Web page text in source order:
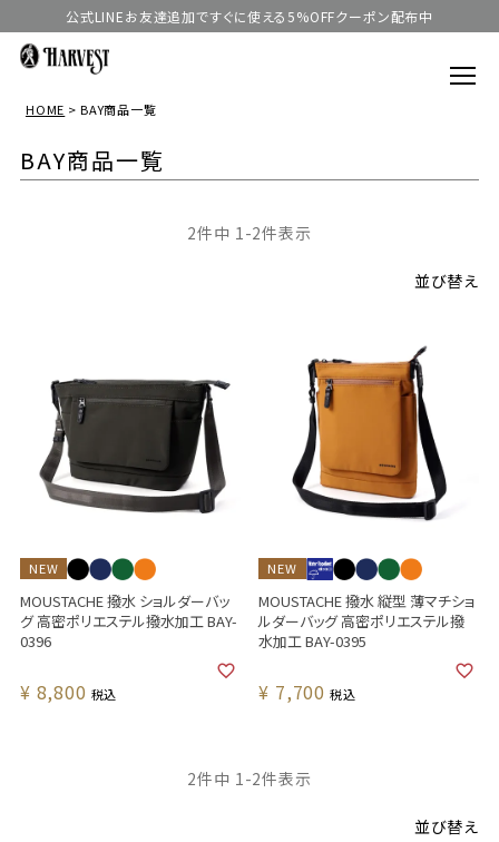
公式LINEお友達追加ですぐに使える5%OFFクーポン配布中
HOME BAY商品一覧
BAY商品一覧
並び替え
2件中 1 -2件表示
NEW
MOUSTACHE 撥水 ショルダーバッ
グ 高密ポリエステル撥水加工 BAY-
0396
¥ 8,800 税込
NEW
MOUSTACHE 撥水 縦型 薄マチショ
ルダーバッグ 高密ポリエステル撥
水加工 BAY-0395
¥ 7,700 税込
並び替え
2件中 1 -2件表示